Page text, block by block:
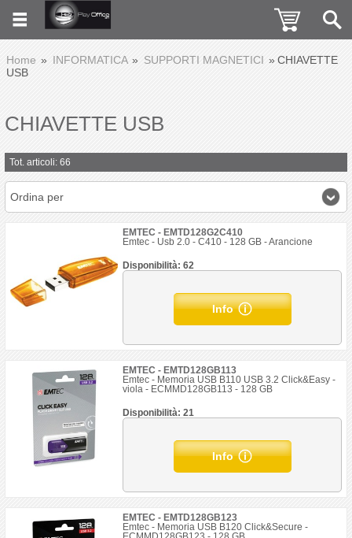
Home INFORMATICA SUPPORTI MAGNETICI
CHIAVETTE
USB
CHIAVETTE USB
Tot. articoli: 66
Ordina per
EMTEC - EMTD128G2C410
Emtec - Usb 2.0 - C410 - 128 GB - Arancione
Disponibilità: 62
Info
EMTEC - EMTD128GB113
Emtec - Memoria USB B110 USB 3.2 Click&Easy -
viola - ECMMD128GB113 - 128 GB
Disponibilità: 21
Info
EMTEC - EMTD128GB123
Emtec - Memoria USB B120 Click&Secure -